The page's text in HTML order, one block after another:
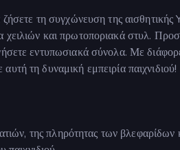
τη συγχώνευση της αισθητικής
και πρωτοποριακά στυλ.
εντυπωσιακά σύνολα. Με
τη δυναμική εμπειρία παιχνιδιού!
της πληρότητας των βλεφαρίδων